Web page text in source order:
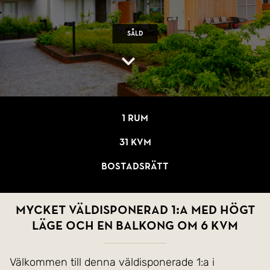
Såld
1 rum
31 kvm
Bostadsrätt
Mycket väldisponerad 1:a med högt
läge och en balkong om 6 kvm
Välkommen till denna väldisponerade 1:a i